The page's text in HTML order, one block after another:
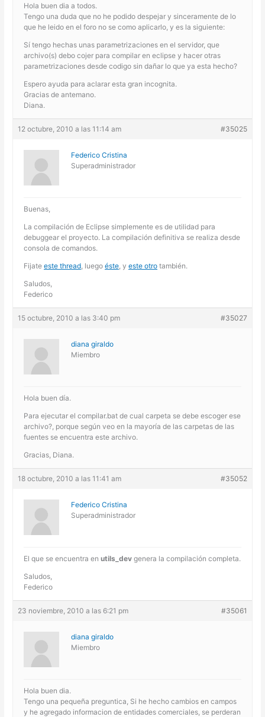
Hola buen dia a todos.
Tengo una duda que no he podido despejar y sinceramente de lo
que he leido en el foro no se como aplicarlo, y es la siguiente:
Sí tengo hechas unas parametrizaciones en el servidor, que
archivo(s) debo cojer para compilar en eclipse y hacer otras
parametrizaciones desde codigo sin dañar lo que ya esta hecho?
Espero ayuda para aclarar esta gran incognita.
Gracias de antemano.
Diana.
12 octubre, 2010 a las 11:14 am #35025
Federico Cristina
Superadministrador
Buenas,
La compilación de Eclipse simplemente es de utilidad para
debuggear el proyecto. La compilación definitiva se realiza desde
consola de comandos.
Fijateeste thread , luegoéste , yeste otro también.
Saludos,
Federico
15 octubre, 2010 a las 3:40 pm #35027
diana giraldo
Miembro
Hola buen día.
Para ejecutar el compilar.bat de cual carpeta se debe escoger ese
archivo?, porque según veo en la mayoría de las carpetas de las
fuentes se encuentra este archivo.
Gracias, Diana.
18 octubre, 2010 a las 11:41 am #35052
Federico Cristina
Superadministrador
El que se encuentra enutils_dev genera la compilación completa.
Saludos,
Federico
23 noviembre, 2010 a las 6:21 pm #35061
diana giraldo
Miembro
Hola buen dia.
Tengo una pequeña preguntica, Si he hecho cambios en campos
y he agregado informacion de entidades comerciales, se perderan